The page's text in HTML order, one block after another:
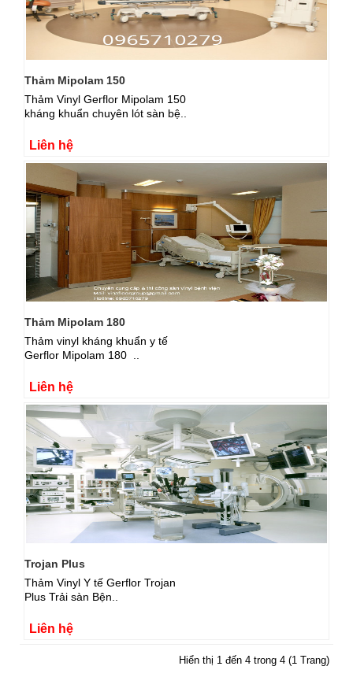
Thảm Mipolam 150
Thảm Vinyl Gerflor Mipolam 150
kháng khuẩn chuyên lót sàn bệ..
Liên hệ
Thảm Mipolam 180
Thảm vinyl kháng khuẩn y tế
Gerflor Mipolam 180 ..
Liên hệ
Trojan Plus
Thảm Vinyl Y tế Gerflor Trojan
Plus Trải sàn Bện..
Liên hệ
Hiển thị 1 đến 4 trong 4 (1 Trang)